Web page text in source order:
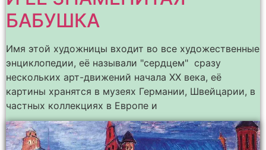
БАБУШКА
Имя этой художницы входит во все художественные
энциклопедии, её называли "сердцем" сразу
нескольких арт-движений начала ХХ века, её
картины хранятся в музеях Германии, Швейцарии, в
частных коллекциях в Европе и